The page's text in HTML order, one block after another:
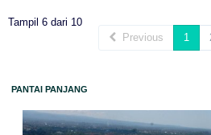
Tampil 6 dari 10
Previous
1
PANTAI PANJANG